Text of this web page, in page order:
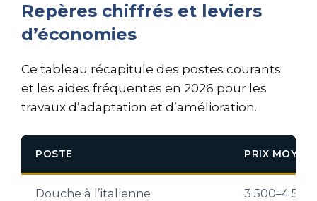
Repères chiffrés et leviers
d’économies
Ce tableau récapitule des postes courants
et les aides fréquentes en 2026 pour les
travaux d’adaptation et d’amélioration.
POSTE PRIX MOYEN
Douche à l’italienne 3 500–4 500